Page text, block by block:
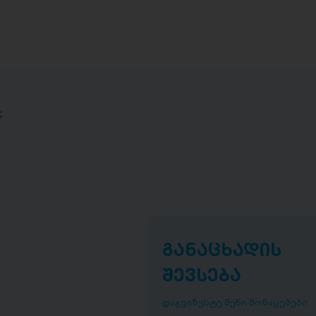
;
განაცხადის
შევსება
დაგვიზუსტე შენი მონაცემები